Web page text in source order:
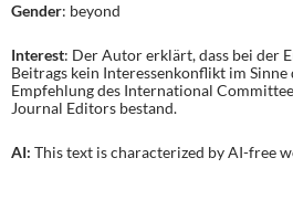
Gender: beyond
Interest: Der Autor erklärt, dass bei der
Beitrags kein Interessenkonflikt im Sinne
Empfehlung des International
Journal Editors bestand.
AI: This text is characterized by AI-free